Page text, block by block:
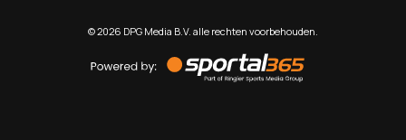
©2026 DPG Media B.V. alle rechten voorbehouden.
by
Sportal365